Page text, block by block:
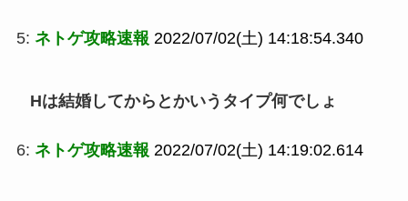
5: ネトゲ攻略速報 2022/07/02(土) 14:18:54.340
Hは結婚してからとかいうタイプ何でしょ
6: ネトゲ攻略速報 2022/07/02(土) 14:19:02.614